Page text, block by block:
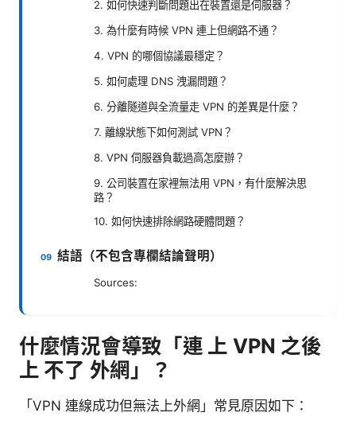
2. 如何快速判斷問題出在裝置還是伺服器？
3. 為什麼有時候 VPN 連上但網路不通？
4. VPN 的哪個協議最穩定？
5. 如何處理 DNS 洩漏問題？
6. 分離隧道與全流量走 VPN 的差異是什麼？
7. 離線狀態下如何測試 VPN？
8. VPN 伺服器負載過高怎麼辦？
9. 公司裝置在家裡無法用 VPN，有什麼解決思
路？
10. 如何快速排除網路硬體問題？
結語（不包含專欄結論聲明）
Sources:
什麼情況會導致「連 上 VPN 之後
上 不了 外網」？
「VPN 連線成功但無法上外網」常見原因如下：